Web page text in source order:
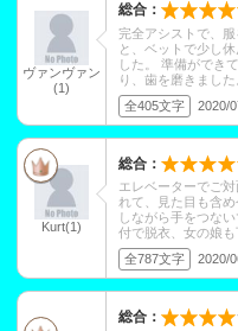
ヴァンヴァン
(1)
総合：
完全アシストで、
と、ベットで少し
した。 準備ができ
り、歯を磨きまし
全405文字
2020/
Kurt(1)
総合：
エレベーターでご
れて、見た目も含
しながら手をつな
付で脱衣、女の娘
全787文字
2020/
総合：